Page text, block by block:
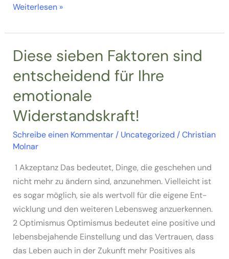
Akzeptieren
Veränderungen
in
Ihrem
Leben!
Weiterlesen »
Diese sieben Faktoren sind
entscheidend für Ihre
emotionale
Widerstandskraft!
Schreibe einen Kommentar / Uncategorized /Christian
Molnar
1 Akzep­tanz Das bedeu­tet, Din­ge, die gesche­hen und
nicht mehr zu ändern sind, anzu­neh­men. Viel­leicht ist
es sogar mög­lich, sie als wert­voll für die eige­ne Ent­
wick­lung und den wei­te­ren Lebens­weg anzu­er­ken­nen.
2 Opti­mis­mus Opti­mis­mus bedeu­tet eine posi­ti­ve und
lebens­be­ja­hen­de Ein­stel­lung und das Ver­trau­en, dass
das Leben auch in der Zukunft mehr Posi­ti­ves als